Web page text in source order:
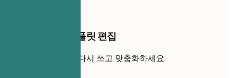
AI 채팅에서 이 템플릿 편집
AI와 함께 각 섹션을 다시 쓰고 맞춤화하세요.